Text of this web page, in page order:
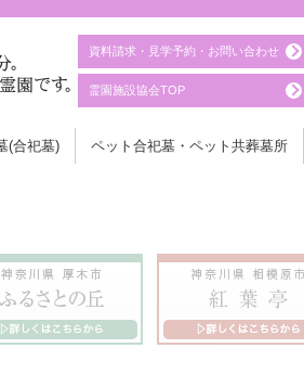
資料請求・見学予約・お問い合わせ
霊園施設協会TOP
(合祀墓) ペット合祀墓・ペット共葬墓所